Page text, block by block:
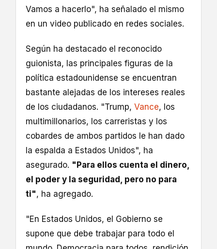
Vamos a hacerlo", ha señalado el mismo
en un video publicado en redes sociales.
Según ha destacado el reconocido
guionista, las principales figuras de la
política estadounidense se encuentran
bastante alejadas de los intereses reales
de los ciudadanos. "Trump, Vance, los
multimillonarios, los carreristas y los
cobardes de ambos partidos le han dado
la espalda a Estados Unidos", ha
asegurado. "Para ellos cuenta el dinero,
el poder y la seguridad, pero no para
ti", ha agregado.
"En Estados Unidos, el Gobierno se
supone que debe trabajar para todo el